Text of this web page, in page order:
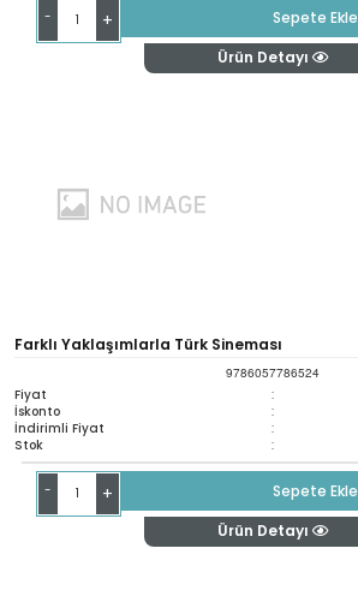
- +
Sepete Ekle
Ürün Detayı
Farklı Yaklaşımlarla Türk Sineması
9786057786524
Fiyat :
İskonto :
İndirimli Fiyat :
Stok :
- +
Sepete Ekle
Ürün Detayı